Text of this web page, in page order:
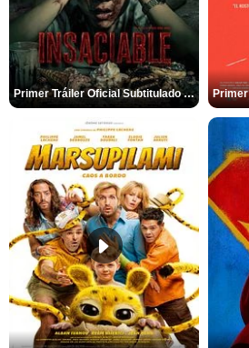
Primer Tráiler Oficial Subtitulado de 'Insaciable'